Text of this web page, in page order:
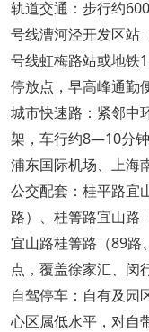
轨道交通：步行约
号线漕河泾开发区站
号线虹梅路站或地铁
停放点，早高峰通勤
城市快速路：紧邻中
架，车行约8—10分
浦东国际机场、上海
公交配套：桂平路宜
路）、桂箐路宜山路
宜山路桂箐路（89路
点，覆盖徐家汇、闵
自驾停车：自有及园
心区属低水平，对自